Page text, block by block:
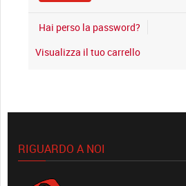
Hai perso la password?
Visualizza il tuo carrello
RIGUARDO A NOI